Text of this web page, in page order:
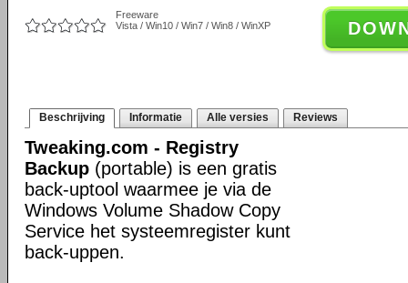
Freeware
Vista / Win10 / Win7 / Win8 / WinXP
Beschrijving Informatie Alle versies Reviews
Tweaking.com - Registry
Backup (portable) is een gratis
back-uptool waarmee je via de
Windows Volume Shadow Copy
Service het systeemregister kunt
back-uppen.